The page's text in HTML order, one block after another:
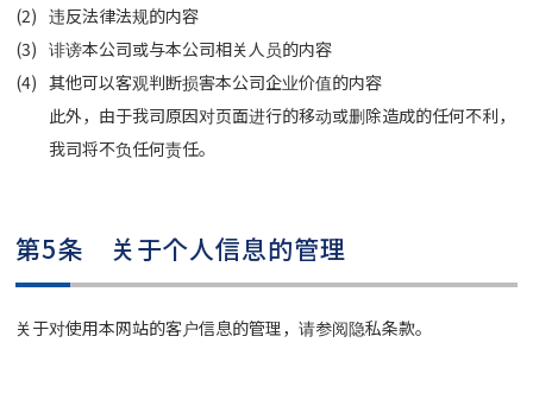
违反法律法规的内容
诽谤本公司或与本公司相关人员的内容
其他可以客观判断损害本公司企业价值的内容
此外，由于我司原因对页面进行的移动或删除造成的任何不利，
我司将不负任何责任。
第5条 关于个人信息的管理
关于对使用本网站的客户信息的管理，请参阅隐私条款。